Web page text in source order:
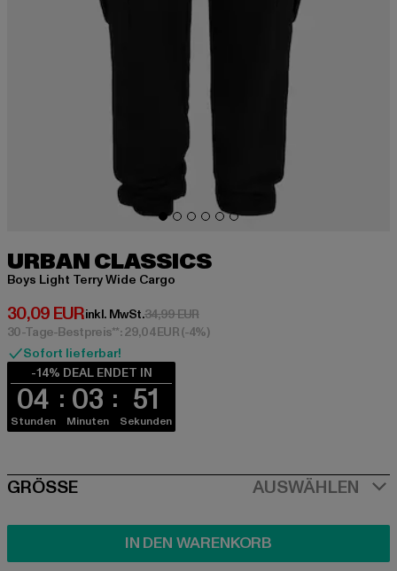
URBAN CLASSICS
Boys Light Terry Wide Cargo
30,09 EUR
Derzeitiger Preis: 30,09 EUR
inkl. MwSt.34,99 EURAktionspreis: 34,99 EUR
30-Tage-Bestpreis**: 29,04 EUR(-4%)
Sofort lieferbar!
-14% DEAL ENDET IN
04
Stunden
03
Minuten
51
Sekunden
SIZE
GRÖSSE AUSWÄHLEN
IN DEN WARENKORB